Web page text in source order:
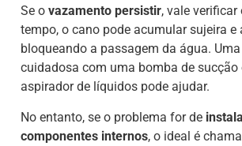
Se o vazamento persistir, vale verificar
tempo, o cano pode acumular sujeira e
bloqueando a passagem da água.
cuidadosa com uma bomba de sucção
aspirador de líquidos pode ajudar.
No entanto, se o problema for de
componentes internos, o ideal é